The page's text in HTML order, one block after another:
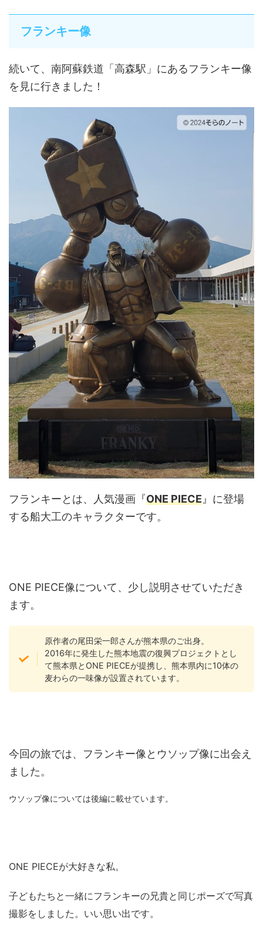
フランキー像
続いて、南阿蘇鉄道「高森駅」にあるフランキー像
を見に行きました！
フランキーとは、人気漫画『ONE PIECE 』に登場
する船大工のキャラクターです。
ONE PIECE像について、少し説明させていただき
ます。
原作者の尾田栄一郎さんが熊本県のご出身。
2016年に発生した熊本地震の復興プロジェクトとし
て熊本県とONE PIECEが提携し、熊本県内に10体の
麦わらの一味像が設置されています。
今回の旅では、フランキー像とウソップ像に出会え
ました。
ウソップ像については後編に載せています。
ONE PIECEが大好きな私。
子どもたちと一緒にフランキーの兄貴と同じポーズで写真
撮影をしました。いい思い出です。